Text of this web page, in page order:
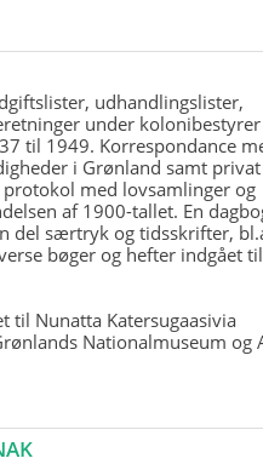
udhandlingslister,
under
til 1949. Korrespondance
i Grønland samt privat
protokol med lovsamlinger og
af 1900-tallet. En
del særtryk og tidsskrifter,
bøger og hefter indgået til
til Nunatta Katersugaasivia
Nationalmuseum og